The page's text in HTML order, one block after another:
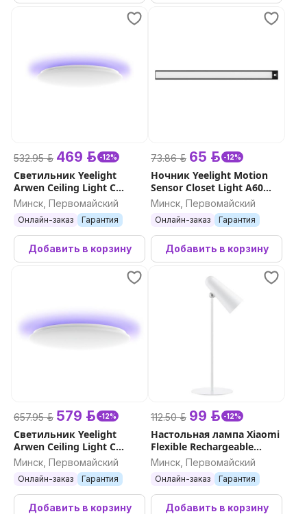
532.95 р. 469 р. -12%
Светильник Yeelight
Arwen Ceiling Light C
серия 450С
Минск, Первомайский
Онлайн-заказ Гарантия
Добавить в корзину
73.86 р. 65 р. -12%
Ночник Yeelight Motion
Sensor Closet Light A60
(Черный)
Минск, Первомайский
Онлайн-заказ Гарантия
Добавить в корзину
657.95 р. 579 р. -12%
Светильник Yeelight
Arwen Ceiling Light C
серия 550С
Минск, Первомайский
Онлайн-заказ Гарантия
Добавить в корзину
112.50 р. 99 р. -12%
Настольная лампа Xiaomi
Flexible Rechargeable
Lamp
Минск, Первомайский
Онлайн-заказ Гарантия
Добавить в корзину